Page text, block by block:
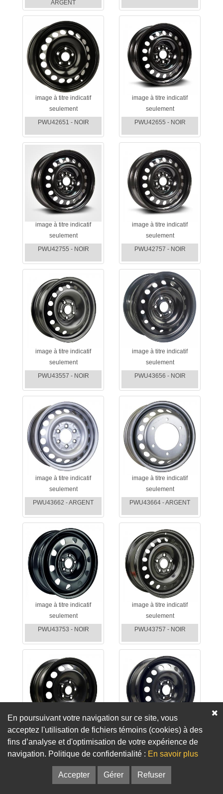
ARGENT
image à titre indicatif
seulement
PWU42651 - NOIR
image à titre indicatif
seulement
PWU42655 - NOIR
image à titre indicatif
seulement
PWU42755 - NOIR
image à titre indicatif
seulement
PWU42757 - NOIR
image à titre indicatif
seulement
PWU43557 - NOIR
image à titre indicatif
seulement
PWU43656 - NOIR
image à titre indicatif
seulement
PWU43662 - ARGENT
image à titre indicatif
seulement
PWU43664 - ARGENT
image à titre indicatif
seulement
PWU43753 - NOIR
image à titre indicatif
seulement
PWU43757 - NOIR
image à titre indicatif
seulement
PWU43759 - NOIR
image à titre indicatif
seulement
PWU43765 - NOIR
En poursuivant votre navigation sur ce site, vous
acceptez l'utilisation de fichiers témoins (cookies) à des
fins d’analyse et d'optimisation de votre expérience de
navigation. Politique de confidentialité : En savoir plus
Accepter Gérer Refuser